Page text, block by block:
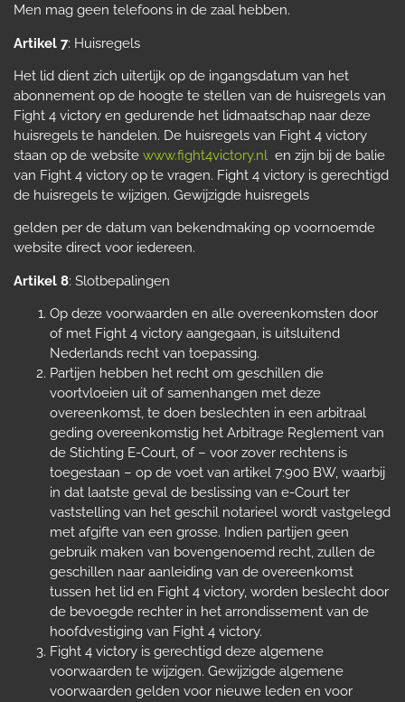
Men mag geen telefoons in de zaal hebben.
Artikel 7: Huisregels
Het lid dient zich uiterlijk op de ingangsdatum van het
abonnement op de hoogte te stellen van de huisregels van
Fight 4 victory en gedurende het lidmaatschap naar deze
huisregels te handelen. De huisregels van Fight 4 victory
staan op de website www.fight4victory.nl en zijn bij de balie
van Fight 4 victory op te vragen. Fight 4 victory is gerechtigd
de huisregels te wijzigen. Gewijzigde huisregels
gelden per de datum van bekendmaking op voornoemde
website direct voor iedereen.
Artikel 8: Slotbepalingen
Op deze voorwaarden en alle overeenkomsten door
of met Fight 4 victory aangegaan, is uitsluitend
Nederlands recht van toepassing.
Partijen hebben het recht om geschillen die
voortvloeien uit of samenhangen met deze
overeenkomst, te doen beslechten in een arbitraal
geding overeenkomstig het Arbitrage Reglement van
de Stichting E-Court, of – voor zover rechtens is
toegestaan – op de voet van artikel 7:900 BW, waarbij
in dat laatste geval de beslissing van e-Court ter
vaststelling van het geschil notarieel wordt vastgelegd
met afgifte van een grosse. Indien partijen geen
gebruik maken van bovengenoemd recht, zullen de
geschillen naar aanleiding van de overeenkomst
tussen het lid en Fight 4 victory, worden beslecht door
de bevoegde rechter in het arrondissement van de
hoofdvestiging van Fight 4 victory.
Fight 4 victory is gerechtigd deze algemene
voorwaarden te wijzigen. Gewijzigde algemene
voorwaarden gelden voor nieuwe leden en voor